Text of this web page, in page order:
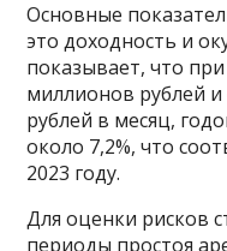
Основные
это доходность и
показывает, что
миллионов рублей
рублей в месяц,
около 7,2%, что
2023 году.
Для оценки рисков
периоды простоя